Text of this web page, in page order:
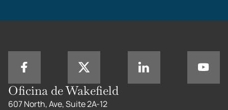
Oficina de Wakefield
607 North, Ave, Suite 2A-12